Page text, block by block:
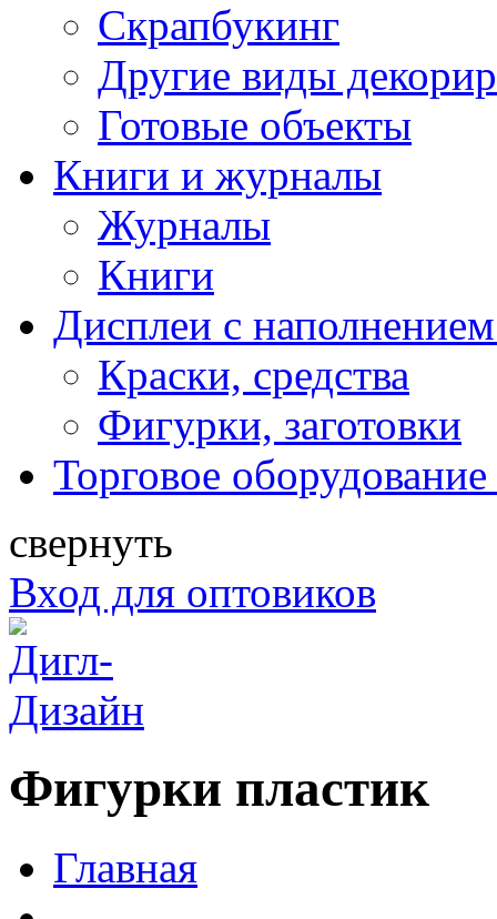
Скрапбукинг
Другие виды
Готовые объекты
Книги и журналы
Журналы
Книги
Дисплеи с
Краски, средства
Фигурки, заготовки
Торговое
свернуть
Вход для оптовиков
Фигурки пластик
Главная